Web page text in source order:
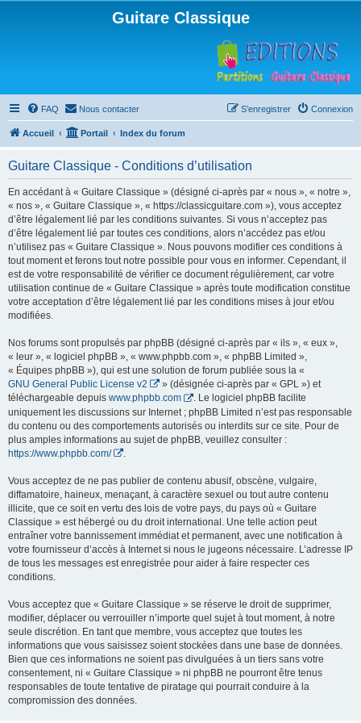
Guitare Classique
FAQ Nous contacter Connexion
S’enregistrer
Accueil Portail Index du forum
Guitare Classique - Conditions d’utilisation
En accédant à « Guitare Classique » (désigné ci-après par « nous », « notre »,
« nos », « Guitare Classique », « https://classicguitare.com »), vous acceptez
d’être légalement lié par les conditions suivantes. Si vous n’acceptez pas
d’être légalement lié par toutes ces conditions, alors n’accédez pas et/ou
n’utilisez pas « Guitare Classique ». Nous pouvons modifier ces conditions à
tout moment et ferons tout notre possible pour vous en informer. Cependant, il
est de votre responsabilité de vérifier ce document régulièrement, car votre
utilisation continue de « Guitare Classique » après toute modification constitue
votre acceptation d’être légalement lié par les conditions mises à jour et/ou
modifiées.
Nos forums sont propulsés par phpBB (désigné ci-après par « ils », « eux »,
« leur », « logiciel phpBB », « www.phpbb.com », « phpBB Limited »,
« Équipes phpBB »), qui est une solution de forum publiée sous la «
GNU General Public License v2
» (désignée ci-après par « GPL ») et
téléchargeable depuis www.phpbb.com
. Le logiciel phpBB facilite
uniquement les discussions sur Internet ; phpBB Limited n’est pas responsable
du contenu ou des comportements autorisés ou interdits sur ce site. Pour de
plus amples informations au sujet de phpBB, veuillez consulter :
https://www.phpbb.com/
Vous acceptez de ne pas publier de contenu abusif, obscène, vulgaire,
diffamatoire, haineux, menaçant, à caractère sexuel ou tout autre contenu
illicite, que ce soit en vertu des lois de votre pays, du pays où « Guitare
Classique » est hébergé ou du droit international. Une telle action peut
entraîner votre bannissement immédiat et permanent, avec une notification à
votre fournisseur d’accès à Internet si nous le jugeons nécessaire. L’adresse IP
de tous les messages est enregistrée pour aider à faire respecter ces
conditions.
Vous acceptez que « Guitare Classique » se réserve le droit de supprimer,
modifier, déplacer ou verrouiller n’importe quel sujet à tout moment, à notre
seule discrétion. En tant que membre, vous acceptez que toutes les
informations que vous saisissez soient stockées dans une base de données.
Bien que ces informations ne soient pas divulguées à un tiers sans votre
consentement, ni « Guitare Classique » ni phpBB ne pourront être tenus
responsables de toute tentative de piratage qui pourrait conduire à la
compromission des données.